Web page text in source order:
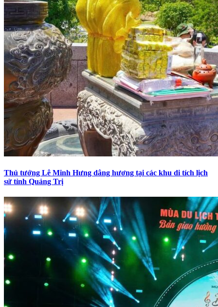
Thủ tướng Lê Minh Hưng dâng hương tại các khu di tích lịch
sử tỉnh Quảng Trị